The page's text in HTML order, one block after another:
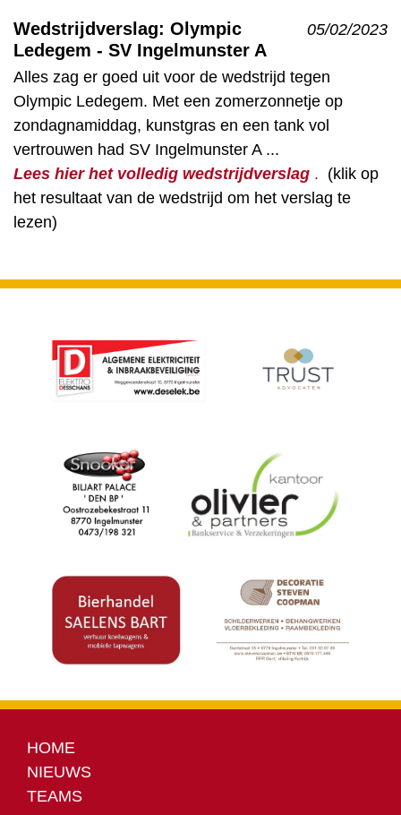
Wedstrijdverslag: Olympic
Ledegem - SV Ingelmunster A
05/02/2023
Alles zag er goed uit voor de wedstrijd tegen
Olympic Ledegem. Met een zomerzonnetje op
zondagnamiddag, kunstgras en een tank vol
vertrouwen had SV Ingelmunster A ...
Lees hier het volledig wedstrijdverslag . (klik op
het resultaat van de wedstrijd om het verslag te
lezen)
HOME
NIEUWS
TEAMS